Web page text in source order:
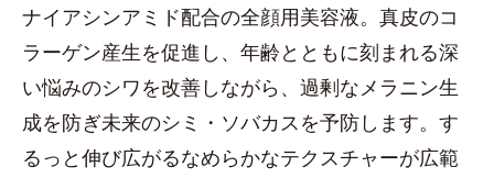
ナイアシンアミド配合の全顔用美容液。真皮のコ
ラーゲン産生を促進し、年齢とともに刻まれる深
い悩みのシワを改善しながら、過剰なメラニン生
成を防ぎ未来のシミ・ソバカスを予防します。す
るっと伸び広がるなめらかなテクスチャーが広範